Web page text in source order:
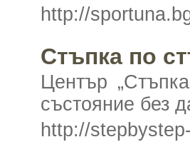
http://
Стъпка по
Център
състояние без
http://